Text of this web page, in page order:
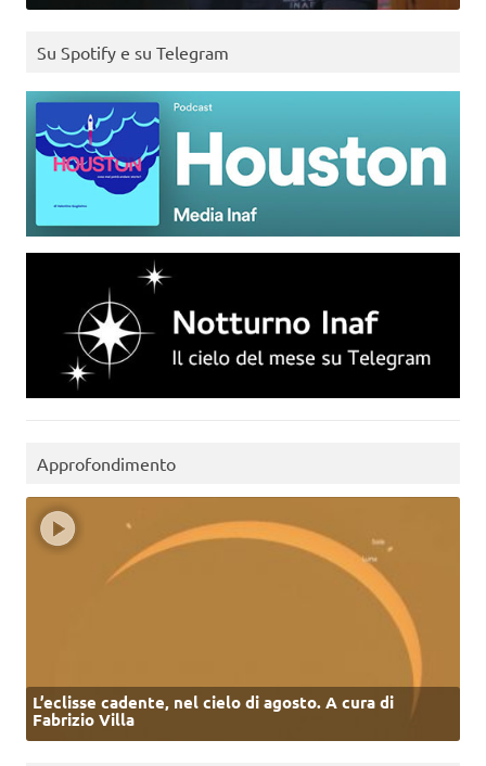
Su Spotify e su Telegram
Approfondimento
L’eclisse cadente, nel cielo di agosto. A cura di
Fabrizio Villa